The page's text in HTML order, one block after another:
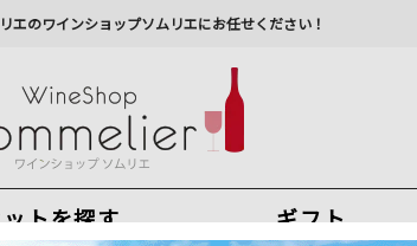
エのワインショップソムリエにお任せください！
トを探す ギフト